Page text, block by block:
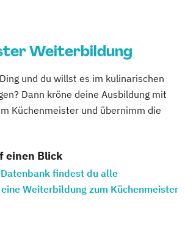
Weiterbildung
und du willst es im kulinarischen
Dann kröne deine Ausbildung mit
Küchenmeister und übernimm die
einen Blick
findest du alle
Weiterbildung zum Küchenmeister